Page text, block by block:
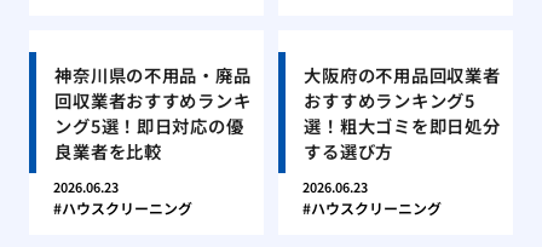
神奈川県の不用品・廃品
回収業者おすすめランキ
ング5選！即日対応の優
良業者を比較
2026.06.23
ハウスクリーニング
大阪府の不用品回収業者
おすすめランキング5
選！粗大ゴミを即日処分
する選び方
2026.06.23
ハウスクリーニング